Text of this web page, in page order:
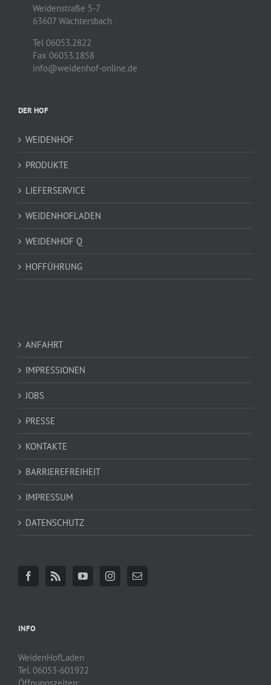
Weidenstraße 5-7
63607 Wächtersbach
Tel 06053.2822
Fax 06053.1858
info@weidenhof-online.de
DER HOF
WEIDENHOF
PRODUKTE
LIEFERSERVICE
WEIDENHOFLADEN
WEIDENHOF Q
HOFFÜHRUNG
ANFAHRT
IMPRESSIONEN
JOBS
PRESSE
KONTAKTE
BARRIEREFREIHEIT
IMPRESSUM
DATENSCHUTZ
INFO
WeidenHofLaden
Tel. 06053-601922